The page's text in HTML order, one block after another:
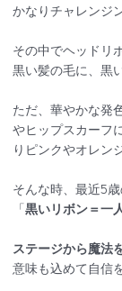
かなりチャレンジ
その中でヘッドリ
黒い髪の毛に、黒
ただ、華やかな発
やヒップスカーフ
りピンクやオレン
そんな時、最近5
「黒いリボン＝一
ステージから魔法
意味も込めて自信